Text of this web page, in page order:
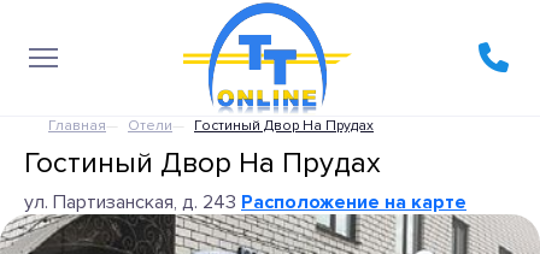
Главная Отели Гостиный Двор На Прудах
Гостиный Двор На Прудах
ул. Партизанская, д. 243 Расположение на карте